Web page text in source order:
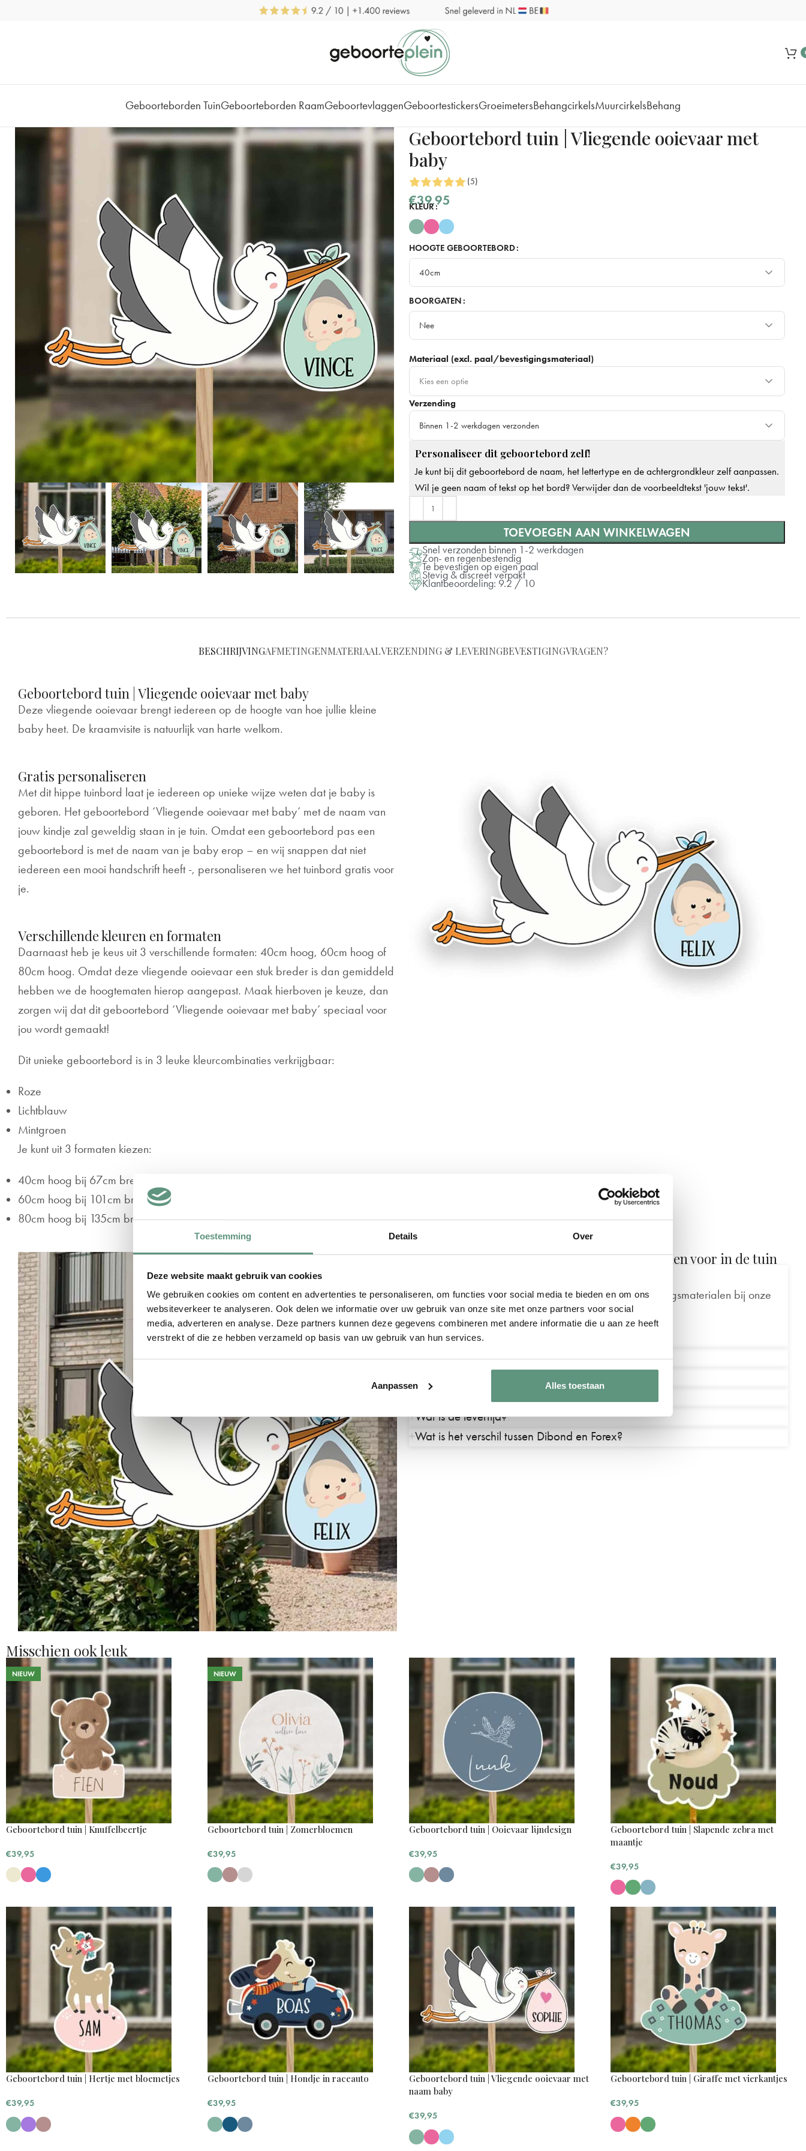
Toestemming Details Over
Deze website maakt gebruik van cookies
We gebruiken cookies om content en advertenties te personaliseren, om functies voor social media te bieden en om ons
websiteverkeer te analyseren. Ook delen we informatie over uw gebruik van onze site met onze partners voor social
media, adverteren en analyse. Deze partners kunnen deze gegevens combineren met andere informatie die u aan ze heeft
verstrekt of die ze hebben verzameld op basis van uw gebruik van hun services.
Aanpassen Alles toestaan
Geboorteborden TuinGeboorteborden RaamGeboortevlaggenGeboortestickersGroeimetersBehangcirkelsMuurcirkelsBehang
Geboortebord tuin | Vliegende ooievaar met
baby
(5)
€39,95
KLEUR
HOOGTE GEBOORTEBORD
40cm
40cm
60cm + €15
80cm
BOORGATEN
Nee
Nee
Ja + €3
Materiaal (excl. paal/bevestigingsmateriaal)
Kies een optie
Dibond - Stevig & duurzaam Beste keuze + €10
Verzending
Binnen 1-2 werkdagen verzonden
Binnen 1-2 werkdagen verzonden
Op werkdagen voor 14.00u besteld, dezelfde dag verzonden
Personaliseer dit geboortebord zelf!
Je kunt bij dit geboortebord de naam, het lettertype en de achtergrondkleur zelf aanpassen.
Wil je geen naam of tekst op het bord? Verwijder dan de voorbeeldtekst 'jouw tekst'.
TOEVOEGEN AAN WINKELWAGEN
Snel verzonden binnen 1-2 werkdagen
Zon- en regenbestendig
Te bevestigen op eigen paal
Stevig & discreet verpakt
Klantbeoordeling: 9.2 / 10
BESCHRIJVINGAFMETINGENMATERIAALVERZENDING & LEVERINGBEVESTIGINGVRAGEN?
Geboortebord tuin | Vliegende ooievaar met baby
Deze vliegende ooievaar brengt iedereen op de hoogte van hoe jullie kleine
baby heet. De kraamvisite is natuurlijk van harte welkom.
Gratis personaliseren
Met dit hippe tuinbord laat je iedereen op unieke wijze weten dat je baby is
geboren. Het geboortebord ‘Vliegende ooievaar met baby’ met de naam van
jouw kindje zal geweldig staan in je tuin. Omdat een geboortebord pas een
geboortebord is met de naam van je baby erop – en wij snappen dat niet
iedereen een mooi handschrift heeft -, personaliseren we het tuinbord gratis voor
je.
Verschillende kleuren en formaten
Daarnaast heb je keus uit 3 verschillende formaten: 40cm hoog, 60cm hoog of
80cm hoog. Omdat deze vliegende ooievaar een stuk breder is dan gemiddeld
hebben we de hoogtematen hierop aangepast. Maak hierboven je keuze, dan
zorgen wij dat dit geboortebord ‘Vliegende ooievaar met baby’ speciaal voor
jou wordt gemaakt!
Dit unieke geboortebord is in 3 leuke kleurcombinaties verkrijgbaar:
Roze
Lichtblauw
Mintgroen
Je kunt uit 3 formaten kiezen:
40cm hoog bij 67cm breed
60cm hoog bij 101cm breed
80cm hoog bij 135cm breed
Veelgestelde vragen over onze geboorteborden voor in de tuin
Helaas leveren wij geen paal, stok of andere bevestigingsmaterialen bij onze
geboorteborden voor in de tuin.
Hoe kan ik mijn geboortebord bevestigen?
Wat is de levertijd?
Wat is het verschil tussen Dibond en Forex?
Misschien ook leuk
NIEUW
Geboortebord tuin | Knuffelbeertje
€39,95
NIEUW
Geboortebord tuin | Zomerbloemen
€39,95
Geboortebord tuin | Ooievaar lijndesign
€39,95
Geboortebord tuin | Slapende zebra met
maantje
€39,95
Geboortebord tuin | Hertje met bloemetjes
€39,95
Geboortebord tuin | Hondje in raceauto
€39,95
Geboortebord tuin | Vliegende ooievaar met
naam baby
€39,95
Geboortebord tuin | Giraffe met vierkantjes
€39,95